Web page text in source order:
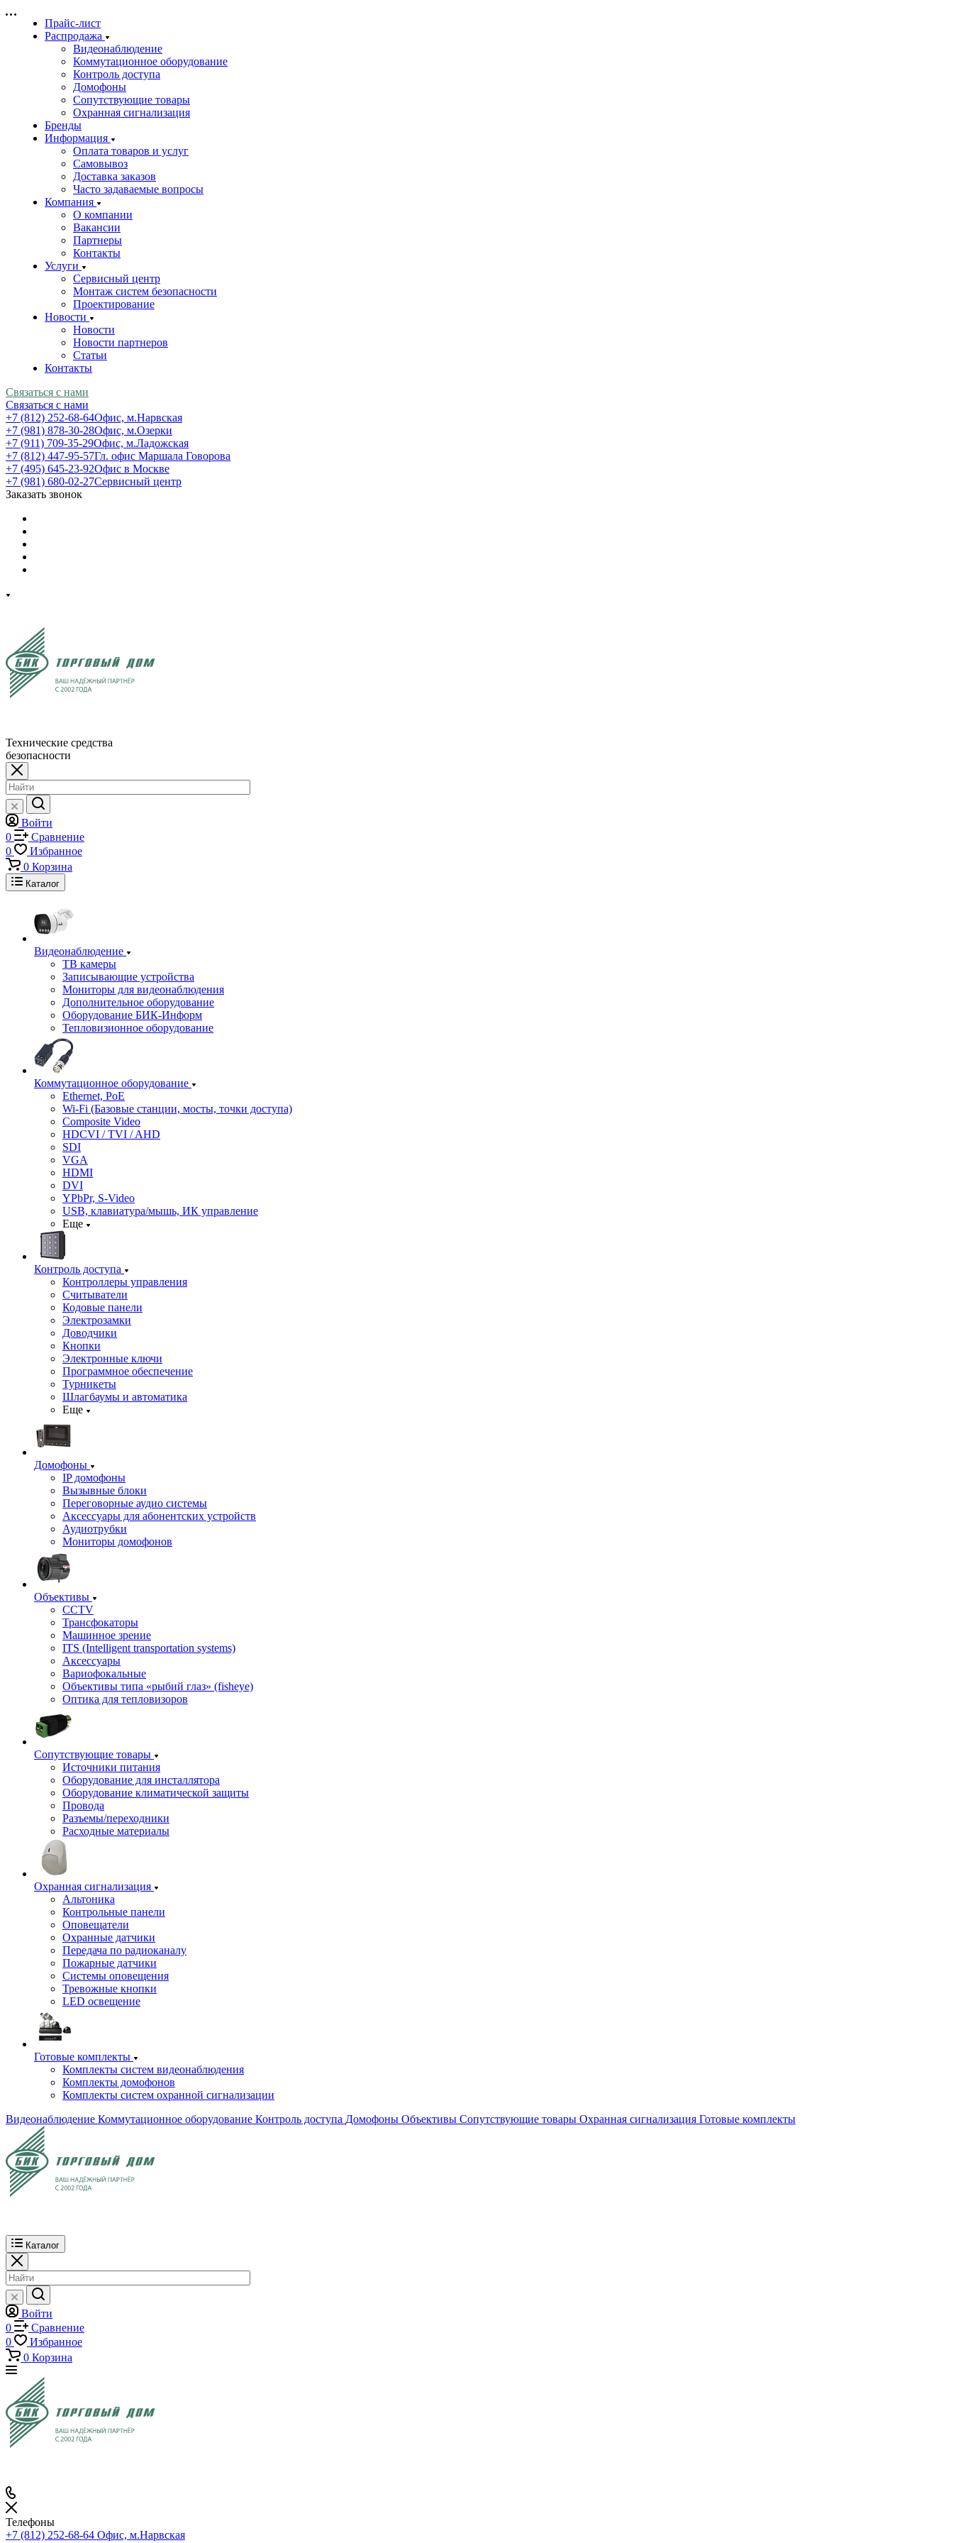
Прайс-лист
Распродажа
Видеонаблюдение
Коммутационное оборудование
Контроль доступа
Домофоны
Сопутствующие товары
Охранная сигнализация
Бренды
Информация
Оплата товаров и услуг
Самовывоз
Доставка заказов
Часто задаваемые вопросы
Компания
О компании
Вакансии
Партнеры
Контакты
Услуги
Сервисный центр
Монтаж систем безопасности
Проектирование
Новости
Новости
Новости партнеров
Статьи
Контакты
Связаться с нами
Связаться с нами
+7 (812) 252-68-64Офис, м.Нарвская
+7 (981) 878-30-28Офис, м.Озерки
+7 (911) 709-35-29Офис, м.Ладожская
+7 (812) 447-95-57Гл. офис Маршала Говорова
+7 (495) 645-23-92Офис в Москве
+7 (981) 680-02-27Сервисный центр
Заказать звонок
Технические средства
безопасности
Войти
0
Сравнение
0
Избранное
0 Корзина
Каталог
Видеонаблюдение
ТВ камеры
Записывающие устройства
Мониторы для видеонаблюдения
Дополнительное оборудование
Оборудование БИК-Информ
Тепловизионное оборудование
Коммутационное оборудование
Ethernet, PoE
Wi-Fi (Базовые станции, мосты, точки доступа)
Composite Video
HDCVI / TVI / AHD
SDI
VGA
HDMI
DVI
YPbPr, S-Video
USB, клавиатура/мышь, ИК управление
Еще
Контроль доступа
Контроллеры управления
Считыватели
Кодовые панели
Электрозамки
Доводчики
Кнопки
Электронные ключи
Программное обеспечение
Турникеты
Шлагбаумы и автоматика
Еще
Домофоны
IP домофоны
Вызывные блоки
Переговорные аудио системы
Аксессуары для абонентских устройств
Аудиотрубки
Мониторы домофонов
Объективы
CCTV
Трансфокаторы
Машинное зрение
ITS (Intelligent transportation systems)
Аксессуары
Вариофокальные
Объективы типа «рыбий глаз» (fisheye)
Оптика для тепловизоров
Сопутствующие товары
Источники питания
Оборудование для инсталлятора
Оборудование климатической защиты
Провода
Разъемы/переходники
Расходные материалы
Охранная сигнализация
Альтоника
Контрольные панели
Оповещатели
Охранные датчики
Передача по радиоканалу
Пожарные датчики
Системы оповещения
Тревожные кнопки
LED освещение
Готовые комплекты
Комплекты систем видеонаблюдения
Комплекты домофонов
Комплекты систем охранной сигнализации
Видеонаблюдение Коммутационное оборудование Контроль доступа Домофоны Объективы Сопутствующие товары Охранная сигнализация Готовые комплекты
Каталог
Войти
0
Сравнение
0
Избранное
0 Корзина
Телефоны
+7 (812) 252-68-64 Офис, м.Нарвская